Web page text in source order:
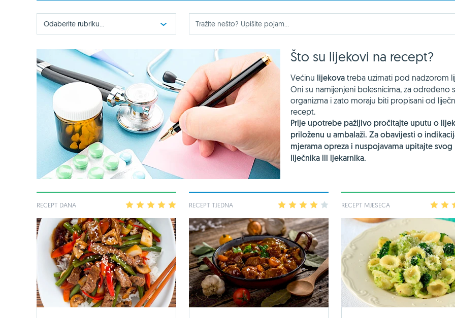
Odaberite rubriku...
Što su lijekovi na recept?
Većinu lijekova treba uzimati pod nadzorom
Oni su namijenjeni bolesnicima, za određeno
organizma i zato moraju biti propisani od
recept.
Prije upotrebe pažljivo pročitajte uputu o
priloženu u ambalaži. Za obavijesti o
mjerama opreza i nuspojavama upitajte svog
liječnika ili ljekarnika.
RECEPT DANA 2 3 4 RECEPT TJEDNA 2 3 4 RECEPT MJESECA 2